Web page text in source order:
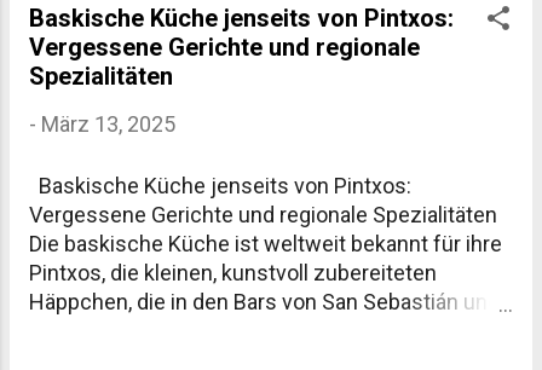
historische Entwicklung, die pädagogischen
Ansätze und die kulturelle Bedeutung der
Ikastolas sowie ihre Rolle bei der Stärkung der
Die Entstehung der Ikastolas Die Geschichte der
Baskenlands und seiner Sprache verbunden. Das
Baskenland, eine Region mit einer
jahrtausendealten Kultur und einer einzigartigen
Sprache, die mit keiner anderen bekannten
Sprache verwandt ist, sah sich im 19. u...
Baskische Küche jenseits von Pintxos:
Vergessene Gerichte und regionale
Spezialitäten
- März 13, 2025
Baskische Küche jenseits von Pintxos:
Vergessene Gerichte und regionale Spezialitäten
Die baskische Küche ist weltweit bekannt für ihre
Pintxos, die kleinen, kunstvoll zubereiteten
Häppchen, die in den Bars von San Sebastián und